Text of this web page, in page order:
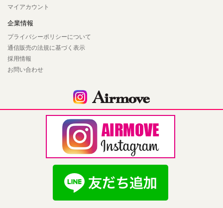
マイアカウント
企業情報
プライバシーポリシーについて
通信販売の法規に基づく表示
採用情報
お問い合わせ